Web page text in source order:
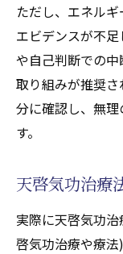
天啓気
覚醒と
天啓気
半身
ただし、エネル
エビデンスが不
や自己判断での
取り組みが推奨
分に確認し、無
す。
天啓気功治療
実際に天啓気功
啓気功治療や療